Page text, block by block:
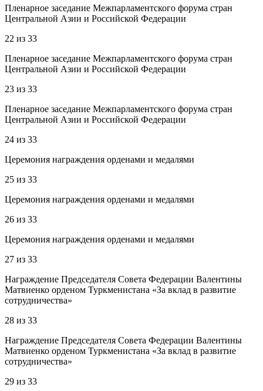
Пленарное заседание Межпарламентского форума стран
Центральной Азии и Российской Федерации
22 из 33
Пленарное заседание Межпарламентского форума стран
Центральной Азии и Российской Федерации
23 из 33
Пленарное заседание Межпарламентского форума стран
Центральной Азии и Российской Федерации
24 из 33
Церемония награждения орденами и медалями
25 из 33
Церемония награждения орденами и медалями
26 из 33
Церемония награждения орденами и медалями
27 из 33
Награждение Председателя Совета Федерации Валентины
Матвиенко орденом Туркменистана «За вклад в развитие
сотрудничества»
28 из 33
Награждение Председателя Совета Федерации Валентины
Матвиенко орденом Туркменистана «За вклад в развитие
сотрудничества»
29 из 33